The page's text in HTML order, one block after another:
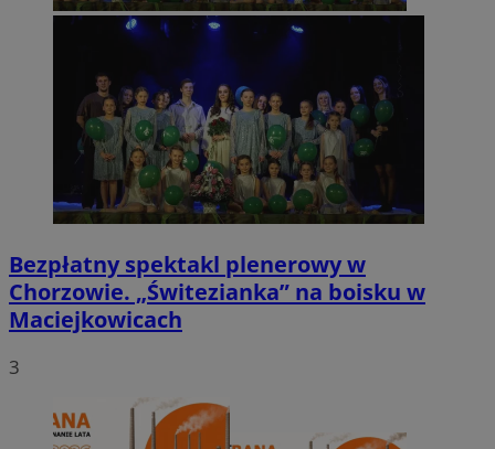
Bezpłatny spektakl plenerowy w
Chorzowie. „Świtezianka” na boisku w
Maciejkowicach
3